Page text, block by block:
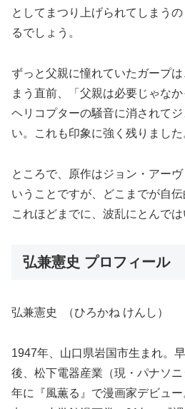
としてまつり上げられてしまう
るでしょう。
ずっと父親に憧れていたガープ
まう直前、「父親は必要じゃな
ヘリコプターの騒音に消されて
い。これも印象に強く残りました
ところで、原作はジョン・アー
いうことですが、どこまでが自
これほどまでに、波乱にとんでは
弘兼憲史 プロフィール
弘兼憲史 （ひろかね けんし）
1947年、山口県岩国市生まれ。
後、松下電器産業（現・パナソ
年に『風薫る』で漫画家デビュ